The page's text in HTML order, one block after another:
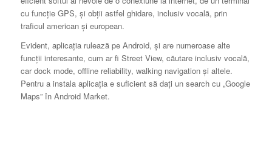
cu funcţie GPS, şi obţii astfel ghidare, inclusiv vocală, prin
traficul american şi european.
Evident, aplicaţia rulează pe Android, şi are numeroase alte
funcţii interesante, cum ar fi Street View, căutare inclusiv vocală,
car dock mode, offline reliability, walking navigation şi altele.
Pentru a instala aplicaţia e suficient să daţi un search cu „Google
Maps” în Android Market.